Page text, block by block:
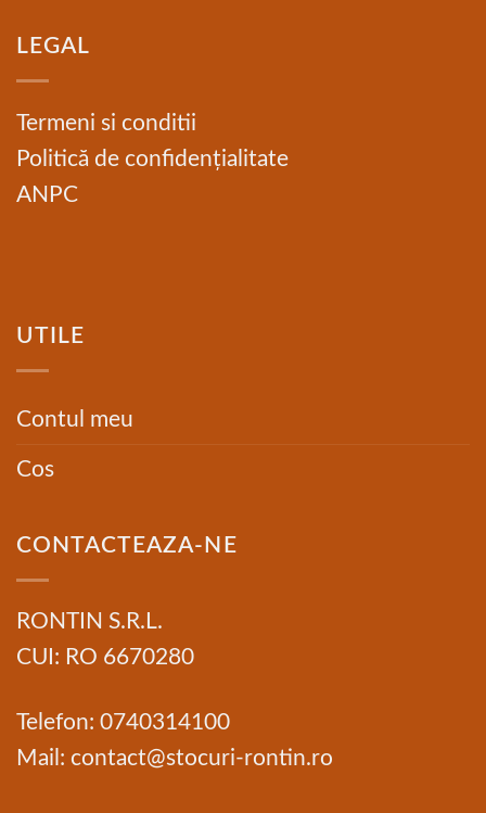
LEGAL
Termeni si conditii
Politică de confidențialitate
ANPC
UTILE
Contul meu
Cos
CONTACTEAZA-NE
RONTIN S.R.L.
CUI: RO 6670280
Telefon: 0740314100
Mail: contact@stocuri-rontin.ro